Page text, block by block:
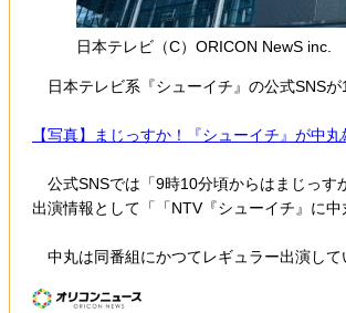
日本テレビ（C）ORICON NewS inc.
日本テレビ系『シューイチ』の公式SNSが
【写真】まじっすか！『シューイチ』が中
公式SNSでは「9時10分頃からはまじっす
出演情報として「「NTV『シューイチ』に
中丸は同番組にかつてレギュラー出演して